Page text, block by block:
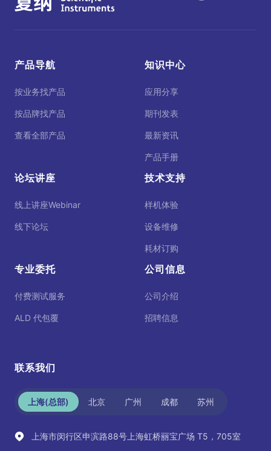
产品导航
按业务找产品
按品牌找产品
查看全部产品
知识中心
应用分享
期刊发表
最新资讯
产品手册
论坛讲座
线上讲座Webinar
线下论坛
技术支持
样机体验
设备维修
耗材订购
专业委托
付费测试服务
ALD 代包覆
公司信息
公司介绍
招聘信息
联系我们
上海(总部) 北京 广州 成都 苏州
上海市闵行区申滨路88号上海虹桥丽宝广场 T5，705室